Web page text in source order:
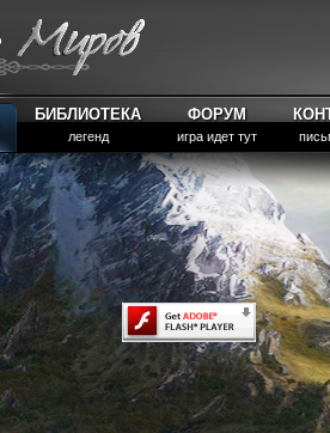
БИБЛИОТЕКА
легенд
ФОРУМ
игра идет тут